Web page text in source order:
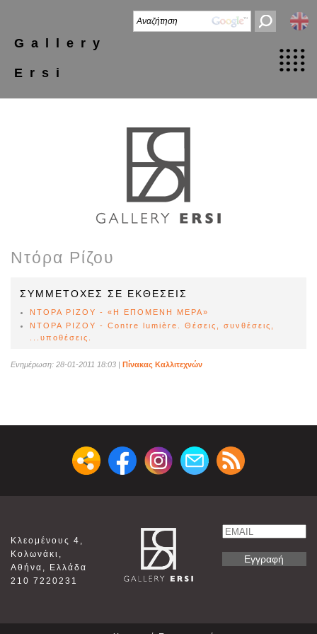
Gallery
Ersi
Ντόρα Ρίζου
ΣΥΜΜΕΤΟΧΕΣ ΣΕ ΕΚΘΕΣΕΙΣ
ΝΤΟΡΑ ΡΙΖΟΥ - «Η ΕΠΟΜΕΝΗ ΜΕΡΑ»
ΝΤΟΡΑ ΡIZOY - Contre lumière. Θέσεις, συνθέσεις,
...υποθέσεις.
Ενημέρωση: 28-01-2011 18:03 | Πίνακας Καλλιτεχνών
Κλεομένους 4,
Κολωνάκι,
Αθήνα, Ελλάδα
210 7220231
Email